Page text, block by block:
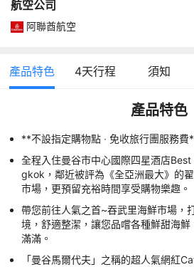
航空公司
阿聯酋航空
產品特色 4天行程 須知
產品特色
**不設指定購物點 ‧ 免收旅行團服務費
全程入住曼谷市中心國際四星酒店
gkok，鄰近被評為《全亞洲最大》的
市場，更預留充裕時間享受購物樂趣。
帶您前往人氣之首~吞武里海鮮市場，
境，舒適整潔，讓您品嚐各種鮮甜海
滿滿。
「曼谷馬爾代夫」之稱的超人氣網紅